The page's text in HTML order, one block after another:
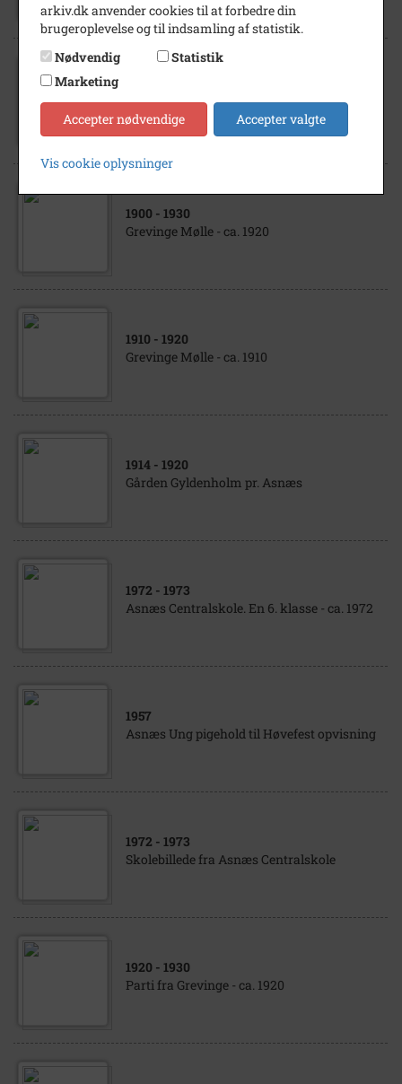
års jubilæum eller missionshusets 40 års
jubilæum
1900 - 1930
Grevinge Mølle - ca. 1920
1910 - 1920
Grevinge Mølle - ca. 1910
1914 - 1920
Gården Gyldenholm pr. Asnæs
1972 - 1973
Asnæs Centralskole. En 6. klasse - ca. 1972
1957
Asnæs Ung pigehold til Høvefest opvisning
1972 - 1973
Skolebillede fra Asnæs Centralskole
1920 - 1930
Parti fra Grevinge - ca. 1920
arkiv.dk anvender cookies til at forbedre din
brugeroplevelse og til indsamling af statistik.
Nødvendig
Statistik
Marketing
Accepter nødvendige Accepter valgte
Vis cookie oplysninger